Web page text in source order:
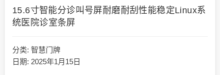
15.6寸智能分诊叫号屏耐磨耐刮性能稳定Linux系
统医院诊室条屏
分类: 智慧门牌
日期: 2025年1月15日